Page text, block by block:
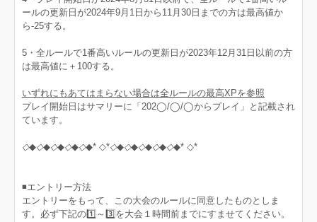
ールの更新日が2024年9月1日から11月30日までの方は最高値か
ら-25する。
5・全ルールで1番高いルールの更新日が2023年12月31日以前の方
は最高値に＋100する。
いずれにもあてはまらない場合は全ルールの最高XPを参照
プレイ開始日はサマリーに「202◯/◯/◯からプレイ」と記載され
ています。
◇◆◇◆◇◆◇◆◇◆* ◇*◇◆◇◆◇◆◇◆◇◆* ◇*
◾️エントリー方法
エントリーをもって、この大会のルールに同意したものとしま
す。必ず下記の1️⃣～3️⃣を大会１時間前までにすませてください。